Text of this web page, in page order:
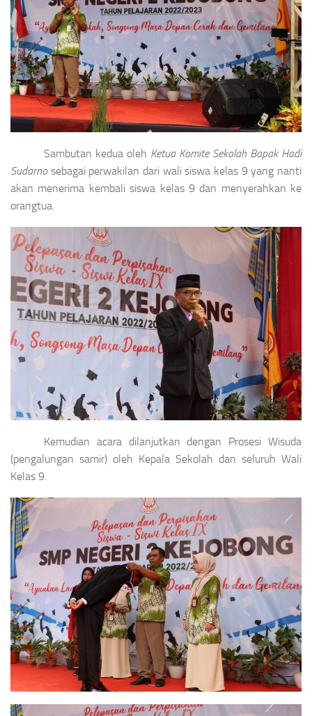
Sambutan kedua oleh Ketua Komite Sekolah Bapak Hadi
Sudarnosebagai perwakilan dari wali siswa kelas 9 yang nanti
akan menerima kembali siswa kelas 9 dan menyerahkan ke
orangtua.
Kemudian acara dilanjutkan dengan Prosesi Wisuda
(pengalungan samir) oleh Kepala Sekolah dan seluruh Wali
Kelas 9.